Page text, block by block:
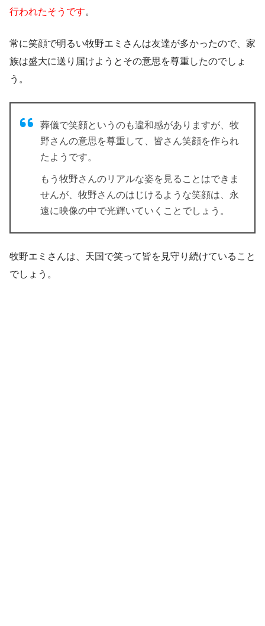
行われたそうです。
常に笑顔で明るい牧野エミさんは友達が多かったので、家
族は盛大に送り届けようとその意思を尊重したのでしょ
う。
葬儀で笑顔というのも違和感がありますが、牧
野さんの意思を尊重して、皆さん笑顔を作られ
たようです。
もう牧野さんのリアルな姿を見ることはできま
せんが、牧野さんのはじけるような笑顔は、永
遠に映像の中で光輝いていくことでしょう。
牧野エミさんは、天国で笑って皆を見守り続けていること
でしょう。